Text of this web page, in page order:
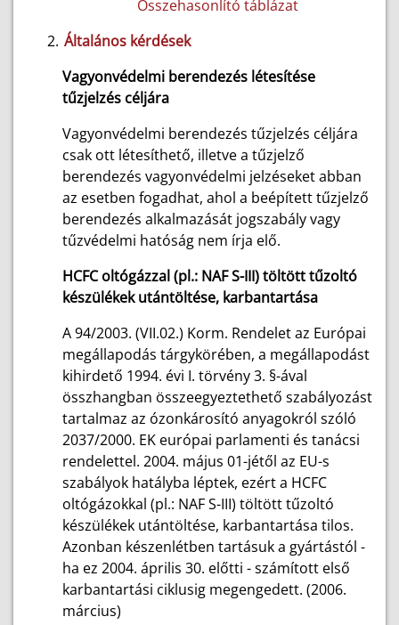
Összehasonlító táblázat
Általános kérdések
Vagyonvédelmi berendezés létesítése
tűzjelzés céljára
Vagyonvédelmi berendezés tűzjelzés céljára
csak ott létesíthető, illetve a tűzjelző
berendezés vagyonvédelmi jelzéseket abban
az esetben fogadhat, ahol a beépített tűzjelző
berendezés alkalmazását jogszabály vagy
tűzvédelmi hatóság nem írja elő.
HCFC oltógázzal (pl.: NAF S-III) töltött tűzoltó
készülékek utántöltése, karbantartása
A 94/2003. (VII.02.) Korm. Rendelet az Európai
megállapodás tárgykörében, a megállapodást
kihirdető 1994. évi I. törvény 3. §-ával
összhangban összeegyeztethető szabályozást
tartalmaz az ózonkárosító anyagokról szóló
2037/2000. EK európai parlamenti és tanácsi
rendelettel. 2004. május 01-jétől az EU-s
szabályok hatályba léptek, ezért a HCFC
oltógázokkal (pl.: NAF S-III) töltött tűzoltó
készülékek utántöltése, karbantartása tilos.
Azonban készenlétben tartásuk a gyártástól -
ha ez 2004. április 30. előtti - számított első
karbantartási ciklusig megengedett. (2006.
március)